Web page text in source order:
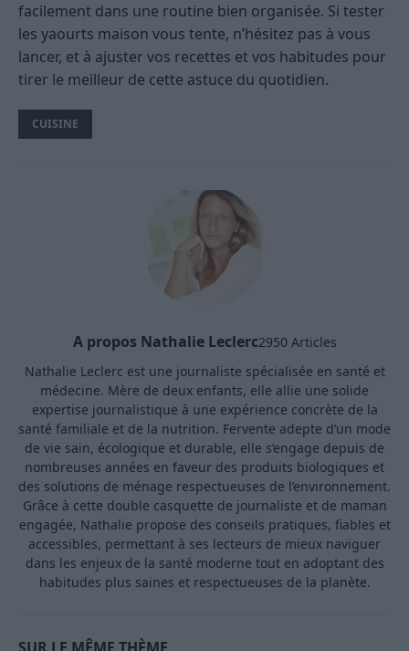
facilement dans une routine bien organisée. Si tester
les yaourts maison vous tente, n’hésitez pas à vous
lancer, et à ajuster vos recettes et vos habitudes pour
tirer le meilleur de cette astuce du quotidien.
CUISINE
A propos Nathalie Leclerc2950 Articles
Nathalie Leclerc est une journaliste spécialisée en santé et
médecine. Mère de deux enfants, elle allie une solide
expertise journalistique à une expérience concrète de la
santé familiale et de la nutrition. Fervente adepte d’un mode
de vie sain, écologique et durable, elle s’engage depuis de
nombreuses années en faveur des produits biologiques et
des solutions de ménage respectueuses de l’environnement.
Grâce à cette double casquette de journaliste et de maman
engagée, Nathalie propose des conseils pratiques, fiables et
accessibles, permettant à ses lecteurs de mieux naviguer
dans les enjeux de la santé moderne tout en adoptant des
habitudes plus saines et respectueuses de la planète.